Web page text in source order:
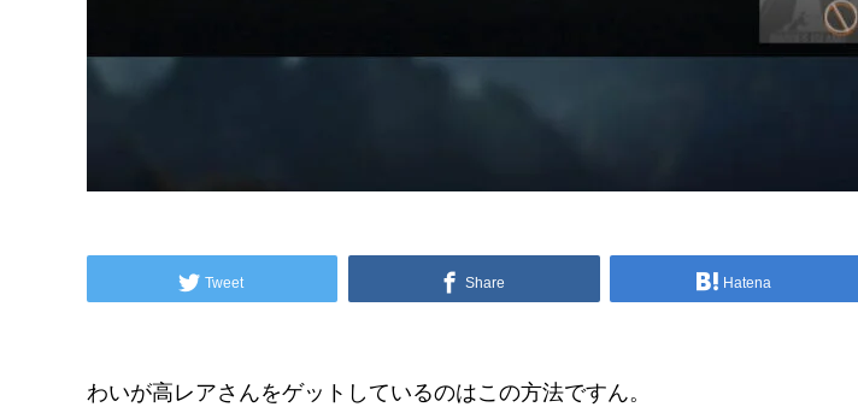
Tweet Share Hatena
わいが高レアさんをゲットしているのはこの方法ですん。